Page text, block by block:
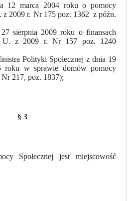
12 marca 2004 roku o pomocy
z 2009 r. Nr 175 poz. 1362 z późn.
sierpnia 2009 roku o finansach
U. z 2009 r. Nr 157 poz. 1240
Polityki Społecznej z dnia 19
roku w sprawie domów pomocy
217, poz. 1837);
§ 3
Społecznej jest miejscowość